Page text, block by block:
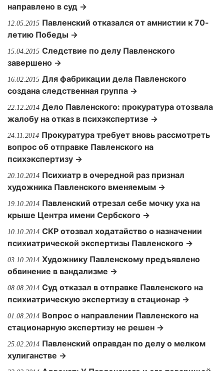
направлено в суд →
12.05.2015 Павленский отказался от амнистии к 70-
летию Победы →
15.04.2015 Следствие по делу Павленского
завершено →
16.02.2015 Для фабрикации дела Павленского
создана следственная группа →
22.12.2014 Дело Павленского: прокуратура отозвала
жалобу на отказ в психэкспертизе →
24.11.2014 Прокуратура требует вновь рассмотреть
вопрос об отправке Павленского на
психэкспертизу →
20.10.2014 Психиатр в очередной раз признал
художника Павленского вменяемым →
19.10.2014 Павленский отрезал себе мочку уха на
крыше Центра имени Сербского →
10.10.2014 СКР отозвал ходатайство о назначении
психиатрической экспертизы Павленского →
03.10.2014 Художнику Павленскому предъявлено
обвинение в вандализме →
08.08.2014 Суд отказал в отправке Павленского на
психиатрическую экспертизу в стационар →
01.08.2014 Вопрос о направлении Павленского на
стационарную экспертизу не решен →
25.02.2014 Павленский оправдан по делу о мелком
хулиганстве →